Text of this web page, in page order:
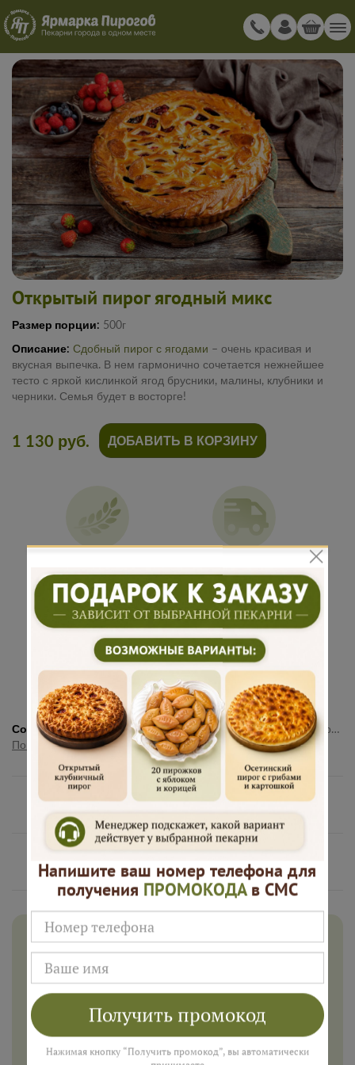
Открытый пирог ягодный микс
Размер порции: 500г
Описание: Сдобный пирог с ягодами – очень красивая и
вкусная выпечка. В нем гармонично сочетается нежнейшее
тесто с яркой кислинкой ягод брусники, малины, клубники и
черники. Семья будет в восторге!
рецептура
доставка
Подарок к
каждому
заказу
Много
начинки
1 130 руб. ДОБАВИТЬ В КОРЗИНУ
Состав:тесто (мука пшеничная хлебопекарная высшего сорта, молоко ультрапастеризованное 3,2%, маргарин твердый мдж 60%, яйцо куриное пищевое , сахар, дрожжи хлебопекарные прессованные ,масло подсолнечное рафинированное дезодорированное, соль пищевая,натуральный экстракт ванили)начинка клубника,малина, черника, брусника, сахар, комплексная пищевая добавка (загуститель (Е1422,Е401) мальтодекстрин,стабилизаторы Е450iii,Е339iii),носитель (Е516). Продукция произведена на предприятии, где используется кунжут, рыба, молоко (лактоза) яйца.
Показать полностью
Нам доверяют
Русские Пироги это
Дарим 500 рублей на заказ в
августе!
Введите ваш номер телефона и мы пришлем промокод
Напишите ваш номер телефона для
получения ПРОМОКОДАв СМС
Получить промокод
Нажимая кнопку “Получить промокод”, вы автоматически